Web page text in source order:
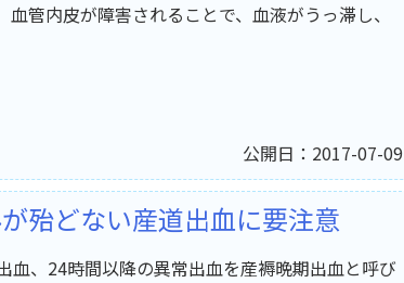
管内皮が障害されることで、血液がうっ滞し、
公開日：2017-07-09
殆どない産道出血に要注意
、24時間以降の異常出血を産褥晩期出血と呼び